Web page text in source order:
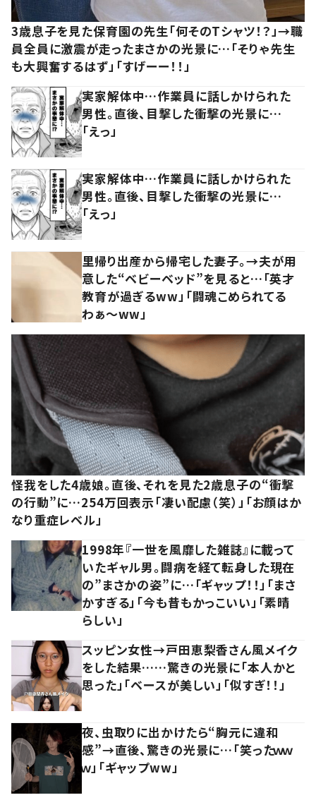
3歳息子を見た保育園の先生「何そのTシャツ！？」→職
員全員に激震が走ったまさかの光景に…「そりゃ先生
も大興奮するはず」「すげーー！！」
実家解体中…作業員に話しかけられた
男性。直後、目撃した衝撃の光景に…
「えっ」
実家解体中…作業員に話しかけられた
男性。直後、目撃した衝撃の光景に…
「えっ」
里帰り出産から帰宅した妻子。→夫が用
意した“ベビーベッド”を見ると…「英才
教育が過ぎるww」「闘魂こめられてる
わぁ～ww」
怪我をした4歳娘。直後、それを見た2歳息子の“衝撃
の行動”に…254万回表示「凄い配慮（笑）」「お顔はか
なり重症レベル」
1998年『一世を風靡した雑誌』に載って
いたギャル男。闘病を経て転身した現在
の”まさかの姿”に…「ギャップ！！」「まさ
かすぎる」「今も昔もかっこいい」「素晴
らしい」
スッピン女性→戸田恵梨香さん風メイク
をした結果……驚きの光景に「本人かと
思った」「ベースが美しい」「似すぎ！！」
夜、虫取りに出かけたら“胸元に違和
感”→直後、驚きの光景に…「笑ったｗｗ
ｗ」「ギャップww」